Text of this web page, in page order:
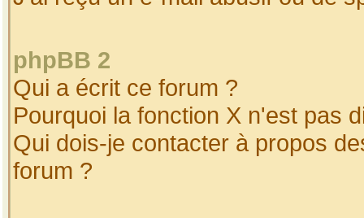
phpBB 2
Qui a écrit ce forum ?
Pourquoi la fonction X n'est pas
Qui dois-je contacter à propos
forum ?